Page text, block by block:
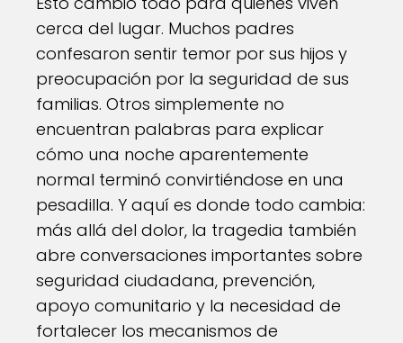
cerca del lugar. Muchos padres
confesaron sentir temor por sus hijos y
preocupación por la seguridad de sus
familias. Otros simplemente no
encuentran palabras para explicar
cómo una noche aparentemente
normal terminó convirtiéndose en una
pesadilla. Y aquí es donde todo cambia:
más allá del dolor, la tragedia también
abre conversaciones importantes sobre
seguridad ciudadana, prevención,
apoyo comunitario y la necesidad de
fortalecer los mecanismos de